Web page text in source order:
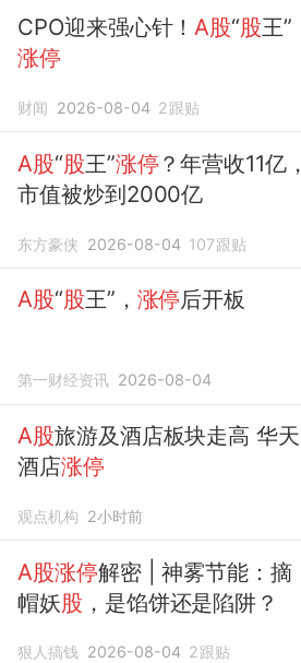
CPO迎来强心针！A股“股王”
涨停
财闻 2026-08-04 2跟贴
A股“股王”涨停 ？年营收11亿，
市值被炒到2000亿
东方豪侠 2026-08-04 107跟贴
A股“股王”， 涨停后开板
第一财经资讯 2026-08-04
A股旅游及酒店板块走高 华天
酒店涨停
观点机构 2小时前
A股涨停解密 | 神雾节能：摘
帽妖股 ，是馅饼还是陷阱？
狠人搞钱 2026-08-04 2跟贴